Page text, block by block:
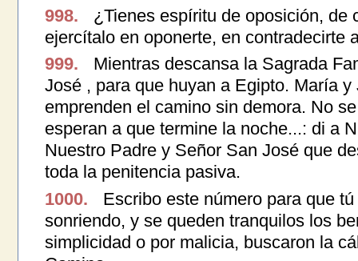
998.
¿Tienes espíritu de oposición, de
ejercítalo en oponerte, en contradecirte
999.
Mientras descansa la Sagrada
José , para que huyan a Egipto. María
emprenden el camino sin demora. No
esperan a que termine la noche...: di a
Nuestro Padre y Señor San José que
toda la penitencia pasiva.
1000.
Escribo este número para que
sonriendo, y se queden tranquilos los
simplicidad o por malicia, buscaron la